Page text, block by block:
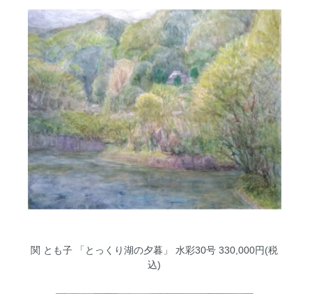
関 とも子 「とっくり湖の夕暮」 水彩30号 330,000円(税
込)